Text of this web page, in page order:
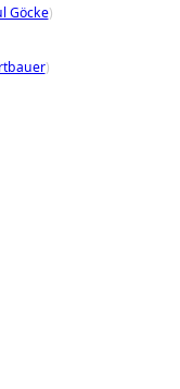
Göcke)
)